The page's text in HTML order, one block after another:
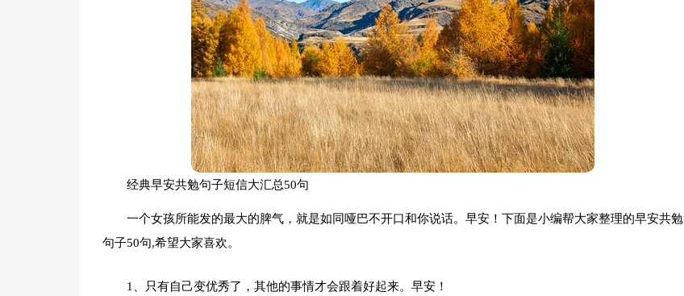
经典早安共勉句子短信大汇总50句
一个女孩所能发的最大的脾气，就是如同哑巴不开口和你说话。早安！下面是小编帮大家整理的早安共勉
句子50句,希望大家喜欢。
1、只有自己变优秀了，其他的事情才会跟着好起来。早安！